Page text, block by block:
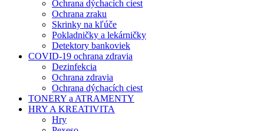
Ochrana dýchacích ciest
Ochrana zraku
Skrinky na kľúče
Pokladničky a lekárničky
Detektory bankoviek
COVID-19 ochrana zdravia
Dezinfekcia
Ochrana zdravia
Ochrana dýchacích ciest
TONERY a ATRAMENTY
HRY A KREATIVITA
Hry